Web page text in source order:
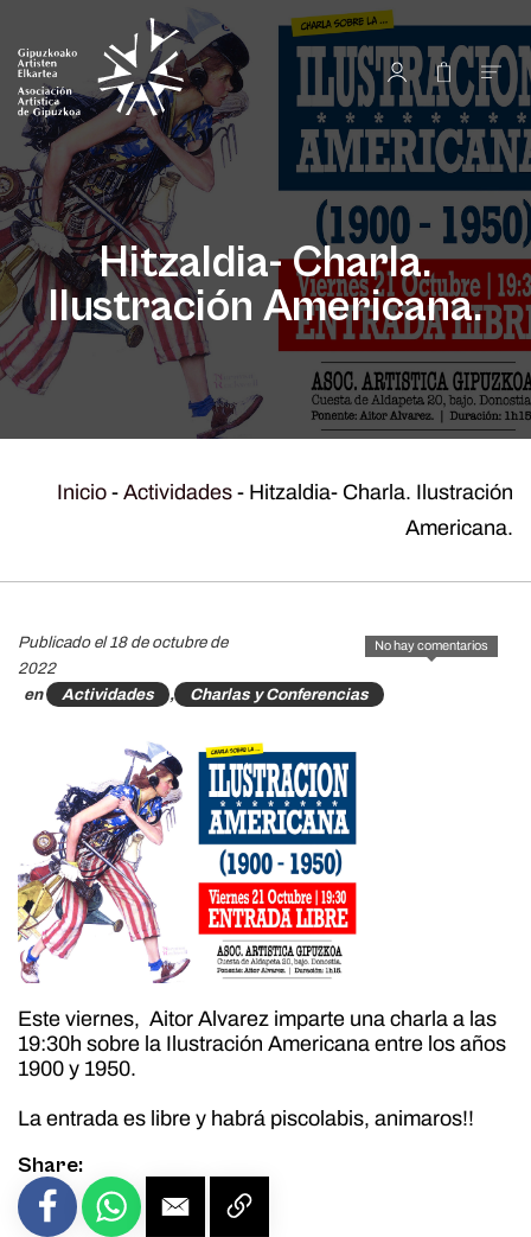
Hitzaldia- Charla.
Ilustración Americana.
Inicio - Actividades - Hitzaldia- Charla. Ilustración
Americana.
No hay comentarios
Publicado el 18 de octubre de
2022
en
Actividades , Charlas y Conferencias
Este viernes, Aitor Alvarez imparte una charla a las
19:30h sobre la Ilustración Americana entre los años
1900 y 1950.
La entrada es libre y habrá piscolabis, animaros!!
Share: